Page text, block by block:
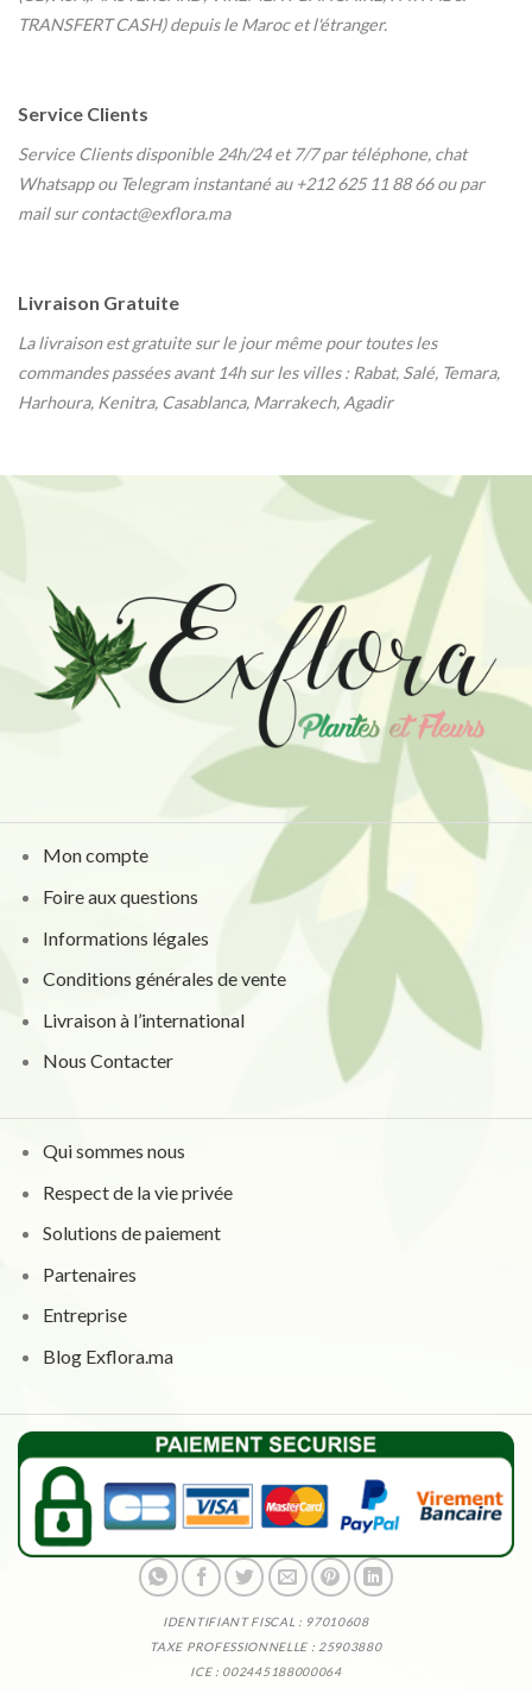
TRANSFERT CASH) depuis le Maroc et l'étranger.
Service Clients
Service Clients disponible 24h/24 et 7/7par téléphone, chat
Whatsapp ou Telegram instantané au +212 625 11 88 66 ou par
mail sur contact@exflora.ma
Livraison Gratuite
La livraison est gratuite sur le jour même pour toutes les
commandes passées avant 14h sur les villes : Rabat, Salé, Temara,
Harhoura, Kenitra, Casablanca, Marrakech, Agadir
Mon compte
Foire aux questions
Informations légales
Conditions générales de vente
Livraison à l’international
Nous Contacter
Qui sommes nous
Respect de la vie privée
Solutions de paiement
Partenaires
Entreprise
Blog Exflora.ma
IDENTIFIANT FISCAL : 97010608
TAXE PROFESSIONNELLE : 25903880
ICE : 002445188000064